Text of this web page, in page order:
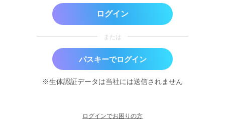
ログイン
または
パスキーでログイン
※生体認証データは当社には送信されません
ログインでお困りの方